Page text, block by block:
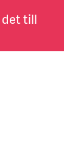
det till